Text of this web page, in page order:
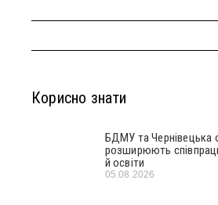
Корисно знати
БДМУ та Чернівецька
розширюють
й освіти
05.08.2026